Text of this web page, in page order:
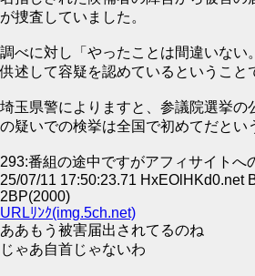
が捜査していました。
調べに対し「やったことは間違いない
供述して容疑を認めているということ
埼玉県警によりますと、参議院選挙の
の疑いでの検挙は全国で初めてだとい
293:番組の途中ですがアフィサイトへ
25/07/11 17:50:23.71 HxEOlHKd0.net
2BP(2000)
URLﾘﾝｸ(img.5ch.net)
ああもう被害届出されてるのね
じゃあ自首じゃないわ